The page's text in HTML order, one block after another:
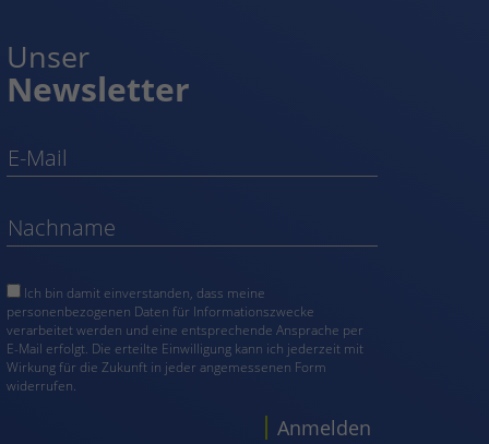
Unser
Newsletter
Ich bin damit einverstanden, dass meine
personenbezogenen Daten für Informationszwecke
verarbeitet werden und eine entsprechende Ansprache per
E-Mail erfolgt. Die erteilte Einwilligung kann ich jederzeit mit
Wirkung für die Zukunft in jeder angemessenen Form
widerrufen.
Anmelden